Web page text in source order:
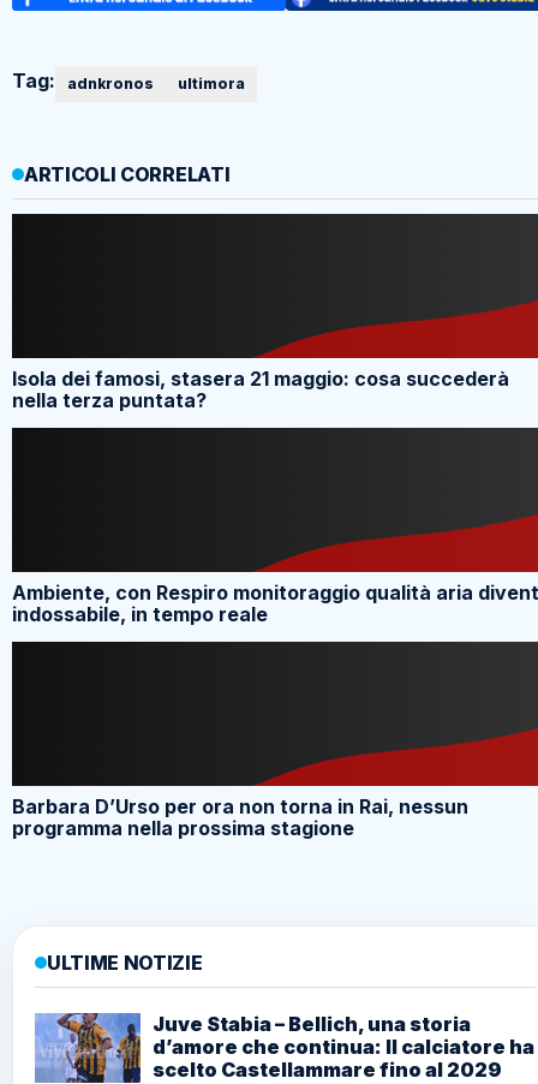
Tag: adnkronos ultimora
ARTICOLI CORRELATI
Isola dei famosi, stasera 21 maggio: cosa succederà
nella terza puntata?
Ambiente, con Respiro monitoraggio qualità aria
indossabile, in tempo reale
Barbara D’Urso per ora non torna in Rai, nessun
programma nella prossima stagione
ULTIME NOTIZIE
Juve Stabia – Bellich, una storia
d’amore che continua: Il calciatore ha
scelto Castellammare fino al 2029